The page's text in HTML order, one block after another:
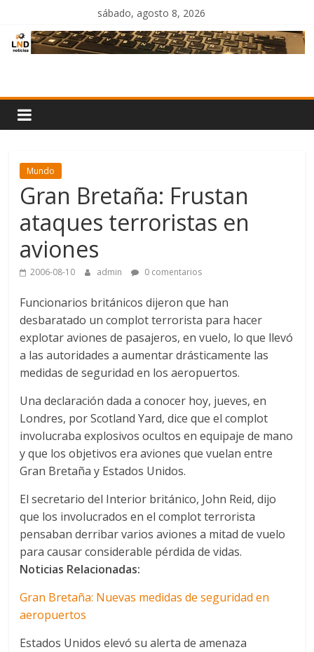
contenido
sábado, agosto 8, 2026
Noticias
Mundo
Gran Bretaña: Frustan
ataques terroristas en
aviones
2006-08-10 admin 0 comentarios
Funcionarios británicos dijeron que han
desbaratado un complot terrorista para hacer
explotar aviones de pasajeros, en vuelo, lo que llevó
a las autoridades a aumentar drásticamente las
medidas de seguridad en los aeropuertos.
Una declaración dada a conocer hoy, jueves, en
Londres, por Scotland Yard, dice que el complot
involucraba explosivos ocultos en equipaje de mano
y que los objetivos era aviones que vuelan entre
Gran Bretaña y Estados Unidos.
El secretario del Interior británico, John Reid, dijo
que los involucrados en el complot terrorista
pensaban derribar varios aviones a mitad de vuelo
para causar considerable pérdida de vidas.
Noticias Relacionadas:
Gran Bretaña: Nuevas medidas de seguridad en
aeropuertos
Estados Unidos elevó su alerta de amenaza